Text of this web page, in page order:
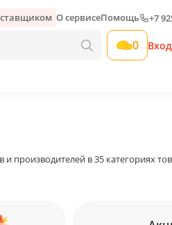
О сервисеПомощь +7
0 Вход
производителей в 35 категориях